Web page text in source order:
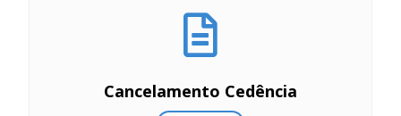
Cancelamento Cedência